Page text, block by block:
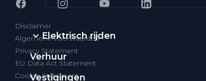
Elektrisch rijden
Verhuur
Vestigingen
Disclaimer
Algemene voorwaarden
Privacy Statement
EU Data Act Statement
Cookie Statement